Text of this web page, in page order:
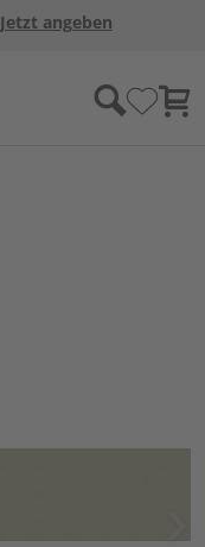
Jetzt angeben